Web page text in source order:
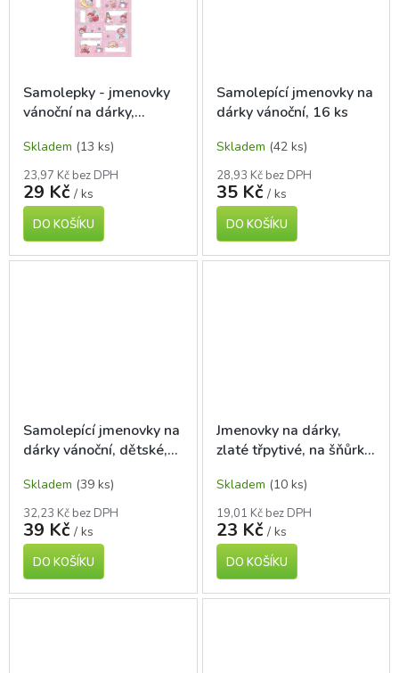
Samolepky - jmenovky
vánoční na dárky,
Skladem (13 ks)
23,97 Kč bez DPH
29 Kč / ks
DO KOŠÍKU
Samolepící jmenovky na
dárky vánoční, 16 ks
Skladem (42 ks)
28,93 Kč bez DPH
35 Kč / ks
DO KOŠÍKU
Samolepící jmenovky na
dárky vánoční, dětské,
Skladem (39 ks)
32,23 Kč bez DPH
39 Kč / ks
DO KOŠÍKU
Jmenovky na dárky,
zlaté třpytivé, na šňůrku,
Skladem (10 ks)
19,01 Kč bez DPH
23 Kč / ks
DO KOŠÍKU